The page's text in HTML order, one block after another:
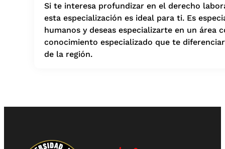
Si te interesa profundizar en el derecho
esta especialización es ideal para ti. Es
humanos y deseas especializarte en un
conocimiento especializado que te
de la región.